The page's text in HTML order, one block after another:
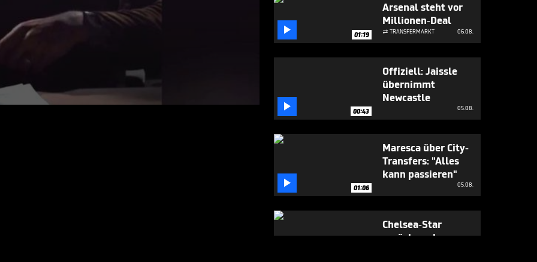
 01:19
Arsenal steht vor
Millionen-Deal
 TRANSFERMARKT 06.08.
 00:43
Offiziell: Jaissle
übernimmt
Newcastle
05.08.
 01:06
Maresca über City-
Transfers: "Alles
kann passieren"
05.08.
Chelsea-Star
zurück nach